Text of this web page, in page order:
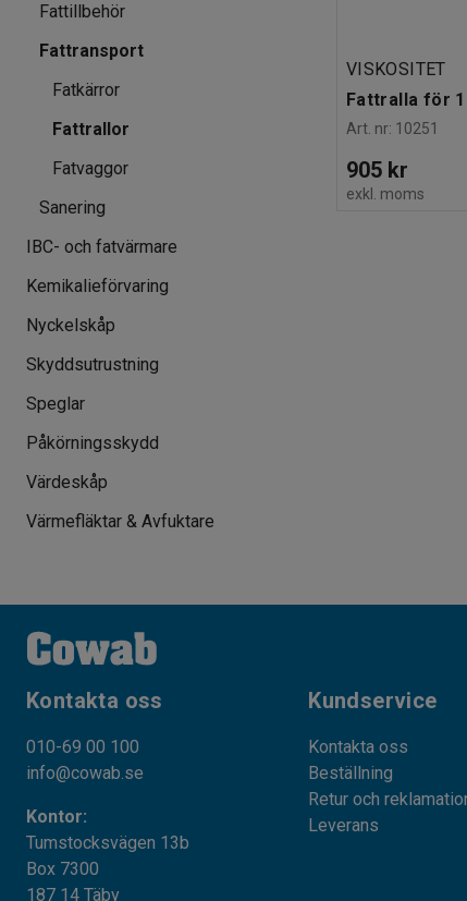
VISKOSITET
Fattralla för
Art. nr: 10251
905 kr
exkl. moms
Fattillbehör
Fattransport
Fatkärror
Fattrallor
Fatvaggor
Sanering
IBC- och fatvärmare
Kemikalieförvaring
Nyckelskåp
Skyddsutrustning
Speglar
Påkörningsskydd
Värdeskåp
Värmefläktar & Avfuktare
Kontakta oss
010-69 00 100
info@cowab.se
Kontor:
Tumstocksvägen 13b
Box 7300
187 14 Täby
Kundservice
Kontakta oss
Beställning
Retur och
Leverans